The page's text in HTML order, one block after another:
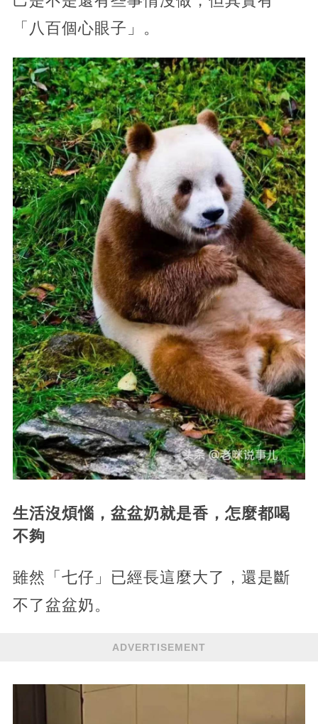
「八百個心眼子」。
生活沒煩惱，盆盆奶就是香，怎麼都喝
不夠
雖然「七仔」已經長這麼大了，還是斷
不了盆盆奶。
ADVERTISEMENT